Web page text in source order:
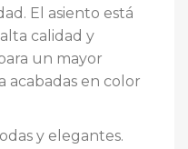
El asiento está
calidad y
un mayor
acabadas en color
y elegantes.